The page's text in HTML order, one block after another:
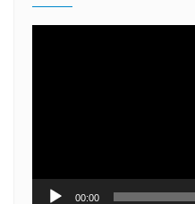
00:00